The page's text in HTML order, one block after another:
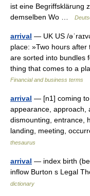
ist eine Begriffsklärung
demselben Wo …
arrival — UK US /
place: »Two hours
are sorted into bundles
thing that comes to a
Financial and business terms
arrival — [n1] coming to
appearance, approach,
dismounting, entrance,
landing, meeting,
thesaurus
arrival — index birth
inflow Burton s Legal
dictionary